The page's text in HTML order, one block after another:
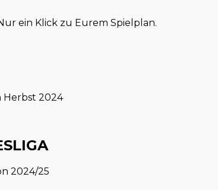
ein Klick zu Eurem Spielplan.
Herbst 2024
2024/25